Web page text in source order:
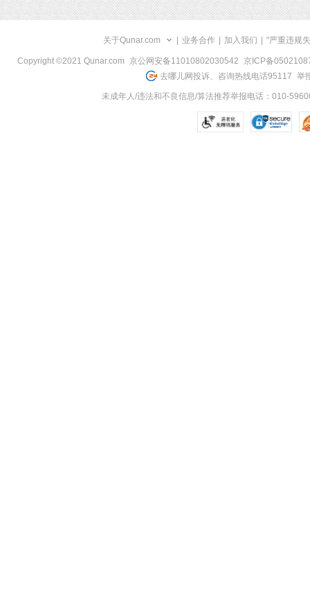
关于Qunar.com 业务合作 加入我们 "严重违规
Copyright ©2021 Qunar.com 京公网安备11010802030542
京ICP备
去哪儿网投诉、咨询热线电话95117 举
未成年人/违法和不良信息/算法推荐举报电话：010-